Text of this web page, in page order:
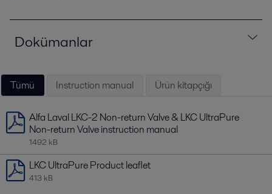
Dokümanlar
Tümü Instruction manual Ürün kitapçığı
Alfa Laval LKC-2 Non-return Valve & LKC UltraPure
Non-return Valve instruction manual
1492 kB
LKC UltraPure Product leaflet
413 kB